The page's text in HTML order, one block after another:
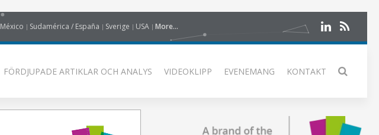
México Sudamérica / España Sverige USA More...
FÖRDJUPADE ARTIKLAR OCH ANALYS VIDEOKLIPP EVENEMANG KONTAKT